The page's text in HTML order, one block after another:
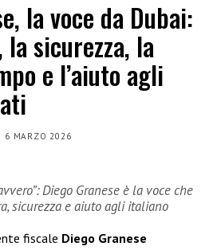
la voce da Dubai:
sicurezza, la
e l’aiuto agli
6 MARZO 2026
Diego Granese è la voce che
sicurezza e aiuto agli italiano
fiscale Diego Granese